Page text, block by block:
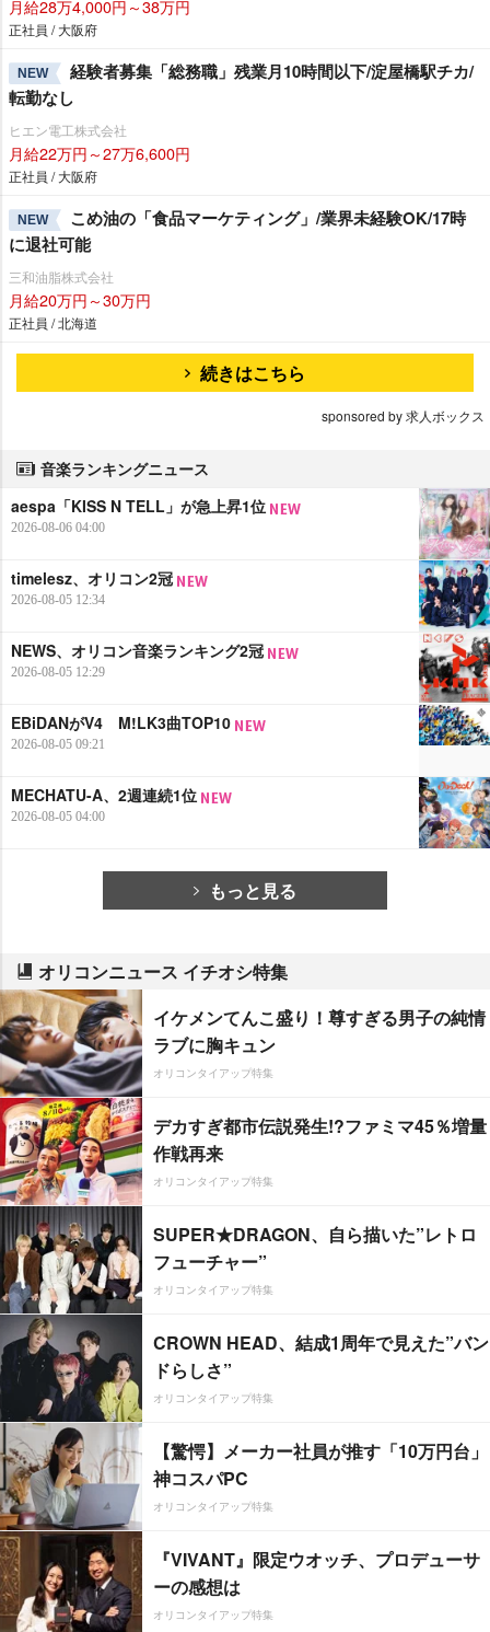
月給28万4,000円～38万円
正社員 / 大阪府
NEW
経験者募集「総務職」残業月10時間以下/淀屋橋駅チカ/
転勤なし
ヒエン電工株式会社
月給22万円～27万6,600円
正社員 / 大阪府
NEW
こめ油の「食品マーケティング」/業界未経験OK/17時
に退社可能
三和油脂株式会社
月給20万円～30万円
正社員 / 北海道
続きはこちら
sponsored by 求人ボックス
音楽ランキングニュース
aespa「KISS N TELL」が急上昇1位
2026-08-06 04:00
timelesz、オリコン2冠
2026-08-05 12:34
NEWS、オリコン音楽ランキング2冠
2026-08-05 12:29
EBiDANがV4 M!LK3曲TOP10
2026-08-05 09:21
MECHATU-A、2週連続1位
2026-08-05 04:00
もっと見る
オリコンニュース イチオシ特集
イケメンてんこ盛り！尊すぎる男子の純情
ラブに胸キュン
オリコンタイアップ特集
デカすぎ都市伝説発生!?ファミマ45％増量
作戦再来
オリコンタイアップ特集
SUPER★DRAGON、自ら描いた”レトロ
フューチャー”
オリコンタイアップ特集
CROWN HEAD、結成1周年で見えた”バン
ドらしさ”
オリコンタイアップ特集
【驚愕】メーカー社員が推す「10万円台」
神コスパPC
オリコンタイアップ特集
『VIVANT』限定ウオッチ、プロデューサ
ーの感想は
オリコンタイアップ特集